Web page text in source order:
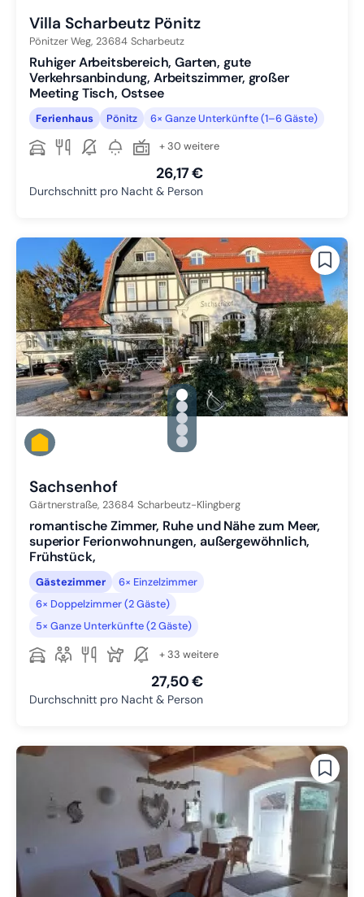
Villa Scharbeutz Pönitz
Pönitzer Weg, 23684 Scharbeutz
Ruhiger Arbeitsbereich, Garten, gute
Verkehrsanbindung, Arbeitszimmer, großer
Meeting Tisch, Ostsee
Ferienhaus Pönitz 6× Ganze Unterkünfte (1–6 Gäste)
+ 30 weitere
26,17 €
Durchschnitt pro Nacht & Person
gallery.slide_selector
Zu Slide 1 wechseln
Zu Slide 2 wechseln
Zu Slide 3 wechseln
Zu Slide 4 wechseln
Zu Slide 5 wechseln
Sachsenhof
Gärtnerstraße, 23684 Scharbeutz-Klingberg
romantische Zimmer, Ruhe und Nähe zum Meer,
superior Ferionwohnungen, außergewöhnlich,
Frühstück,
Gästezimmer
6× Einzelzimmer
6× Doppelzimmer (2 Gäste)
5× Ganze Unterkünfte (2 Gäste)
+ 33 weitere
27,50 €
Durchschnitt pro Nacht & Person